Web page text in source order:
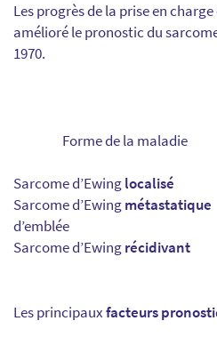
Les progrès de la prise en
amélioré le pronostic du
1970.
Forme de la maladie
Sarcome d’Ewinglocalisé
Sarcome d’Ewingmétastatique
d’emblée
Sarcome d’Ewingrécidivant
Les principauxfacteurs